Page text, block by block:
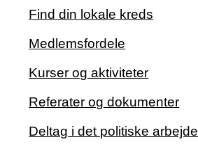
Find din lokale kreds
Medlemsfordele
Kurser og aktiviteter
Referater og dokumenter
Deltag i det politiske arbejde